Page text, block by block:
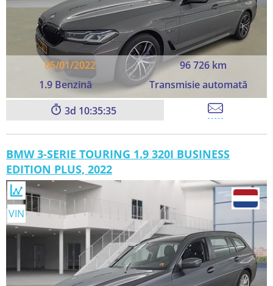
05/01/2022
96 726 km
1.9 Benzină
Transmisie automată
3 10:35:33
BMW 3-SERIE TOURING 1.9 320I BUSINESS
EDITION PLUS, 2022
VIN